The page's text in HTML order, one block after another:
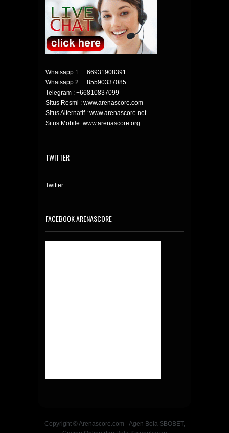
Whatsapp 1 : +66931908391
Whatsapp 2 : +85590337085
Telegram : +66810837099
Situs Resmi : www.arenascore.com
Situs Alternatif : www.arenascore.net
Situs Mobile: www.arenascore.org
TWITTER
Twitter
FACEBOOK ARENASCORE
Copyright © Arenascore.com - Agen Bola SBOBET,